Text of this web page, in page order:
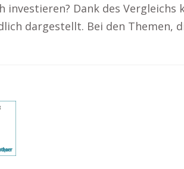
investieren? Dank des Vergleichs
dargestellt. Bei den Themen,